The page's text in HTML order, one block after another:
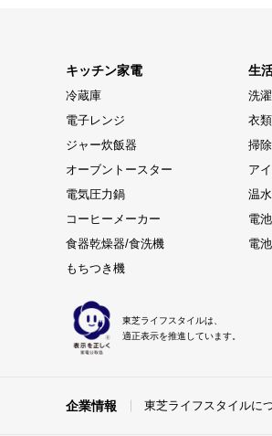
キッチン家電
冷蔵庫
電子レンジ
ジャー炊飯器
オーブントースター
電気圧力鍋
コーヒーメーカー
食器乾燥器/食洗機
もちつき機
生
洗
衣
掃
ア
温
電
電
東芝ライフスタイルは、
適正表示を推進しています。
企業情報 東芝ライフスタイルに